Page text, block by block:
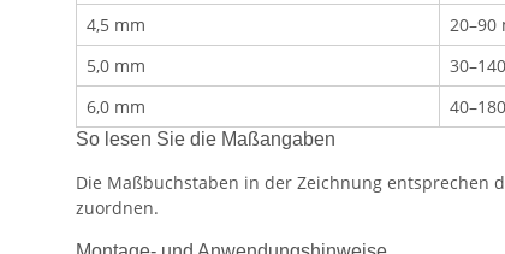
4,5 mm
20–90
5,0 mm
6,0 mm
So lesen Sie die Maßangaben
Die Maßbuchstaben in der Zeichnung entsprechen
zuordnen.